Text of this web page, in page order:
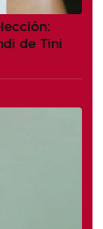
de Tini